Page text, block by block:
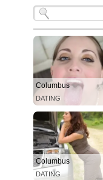
Columbus
DATING
Columbus
DATING